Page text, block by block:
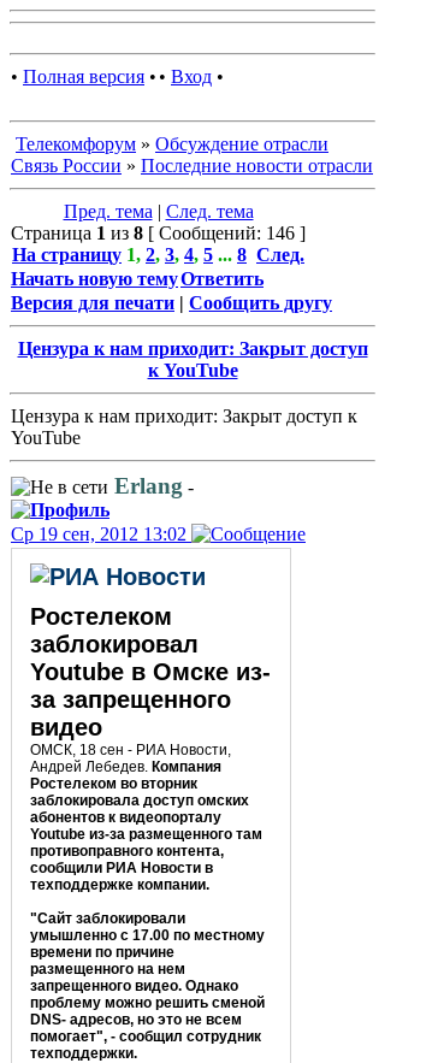
• Полная версия • • Вход •
Телекомфорум » Обсуждение отрасли
Связь России » Последние новости отрасли
Пред. тема | След. тема
Страница 1 из 8 [ Сообщений: 146 ]
На страницу 1, 2, 3, 4, 5 ... 8 След.
Начать новую темуОтветить
Версия для печати | Сообщить другу
Цензура к нам приходит: Закрыт доступ
к YouTube
Цензура к нам приходит: Закрыт доступ к
YouTube
Erlang -
Ср 19 сен, 2012 13:02
Ростелеком
заблокировал
Youtube в Омске из-
за запрещенного
видео
ОМСК, 18 сен - РИА Новости,
Андрей Лебедев. Компания
Ростелеком во вторник
заблокировала доступ омских
абонентов к видеопорталу
Youtube из-за размещенного там
противоправного контента,
сообщили РИА Новости в
техподдержке компании.
"Сайт заблокировали
умышленно с 17.00 по местному
времени по причине
размещенного на нем
запрещенного видео. Однако
проблему можно решить сменой
DNS- адресов, но это не всем
помогает", - сообщил сотрудник
техподдержки.